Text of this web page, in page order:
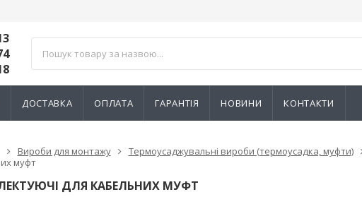
ДОСТАВКА ОПЛАТА ГАРАНТІЯ НОВИНИ КОНТАКТИ
Вироби для монтажу Термоусаджувальні вироби (термоусадка, муфти)
муфт
ДЛЯ КАБЕЛЬНИХ МУФТ